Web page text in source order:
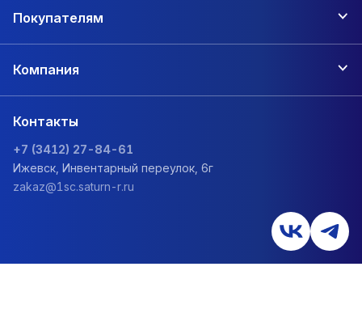
Покупателям
Компания
Контакты
+7 (3412) 27-84-61
Ижевск, Инвентарный переулок, 6г
zakaz@1sc.saturn-r.ru